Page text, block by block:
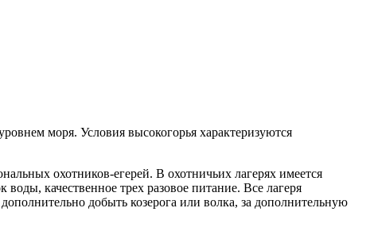
моря. Условия высокогорья характеризуются
охотников-егерей. В охотничьих лагерях имеется
качественное трех разовое питание. Все лагеря
добыть козерога или волка, за дополнительную